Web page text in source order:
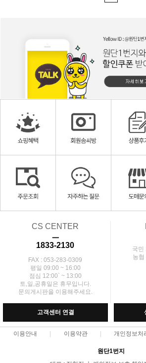
CS CENTER
ㅡ
1833-2130
FAX : 053-283-0309
평일 09:00 ~ 16:00
점심 12:00` ~ 13:00
토,일,공휴일은 휴무입니다.
문의게시판을 이용해주세요.
국민
농
고객센터 연결
이용안내 이용약관 개인정보처
원단1번지